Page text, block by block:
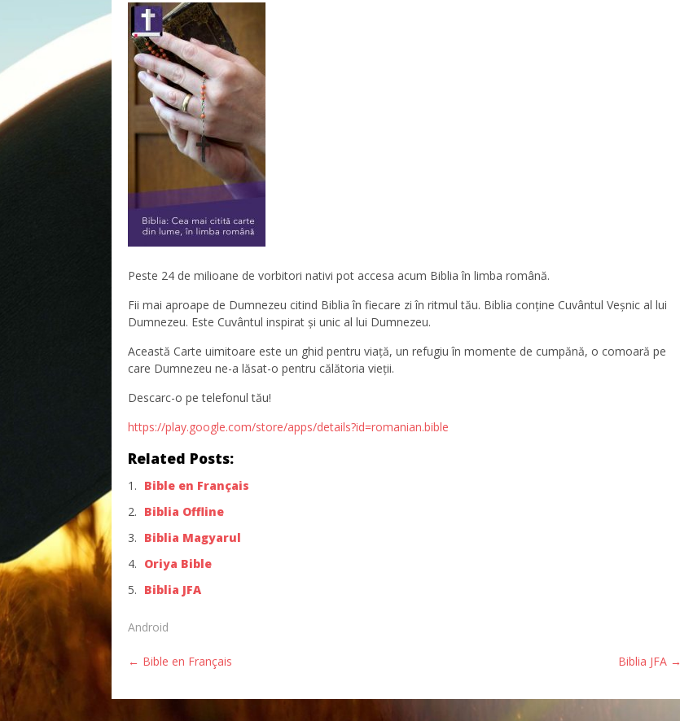
Peste 24 de milioane de vorbitori nativi pot accesa acum Biblia în limba română.
Fii mai aproape de Dumnezeu citind Biblia în fiecare zi în ritmul tău. Biblia conține Cuvântul Veșnic al lui
Dumnezeu. Este Cuvântul inspirat și unic al lui Dumnezeu.
Această Carte uimitoare este un ghid pentru viață, un refugiu în momente de cumpănă, o comoară pe
care Dumnezeu ne-a lăsat-o pentru călătoria vieții.
Descarc-o pe telefonul tău!
https://play.google.com/store/apps/details?id=romanian.bible
Related Posts:
Bible en Français
Biblia Offline
Biblia Magyarul
Oriya Bible
Biblia JFA
Android
Post
navigation
← Bible en Français Biblia JFA →